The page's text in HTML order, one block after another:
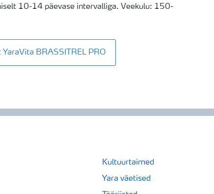
10-14 päevase intervalliga. Veekulu: 150-
BRASSITREL PRO
Kultuurtaimed
Yara väetised